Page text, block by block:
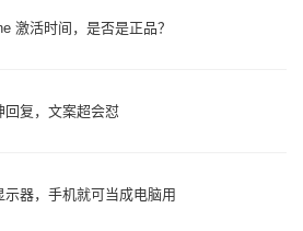
激活时间，是否是正品？
回复，文案超会怼
示器，手机就可当成电脑用